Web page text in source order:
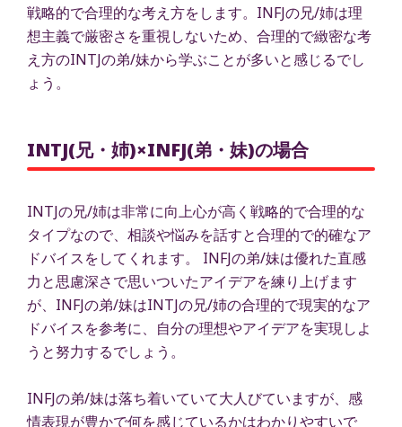
戦略的で合理的な考え方をします。INFJの兄/姉は理
想主義で厳密さを重視しないため、合理的で緻密な考
え方のINTJの弟/妹から学ぶことが多いと感じるでし
ょう。
INTJ(兄・姉)×INFJ(弟・妹)の場合
INTJの兄/姉は非常に向上心が高く戦略的で合理的な
タイプなので、相談や悩みを話すと合理的で的確なア
ドバイスをしてくれます。 INFJの弟/妹は優れた直感
力と思慮深さで思いついたアイデアを練り上げます
が、INFJの弟/妹はINTJの兄/姉の合理的で現実的なア
ドバイスを参考に、自分の理想やアイデアを実現しよ
うと努力するでしょう。
INFJの弟/妹は落ち着いていて大人びていますが、感
情表現が豊かで何を感じているかはわかりやすいで